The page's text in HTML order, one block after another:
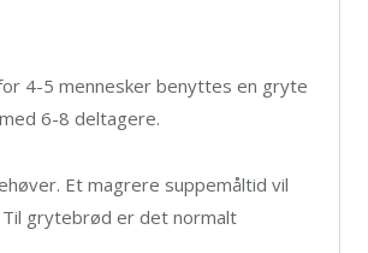
4-5 mennesker benyttes en gryte
6-8 deltagere.
Et magrere suppemåltid vil
grytebrød er det normalt